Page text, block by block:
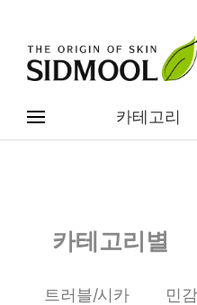
카테고리
카테고리별
카테고리별
트러블/시카 민